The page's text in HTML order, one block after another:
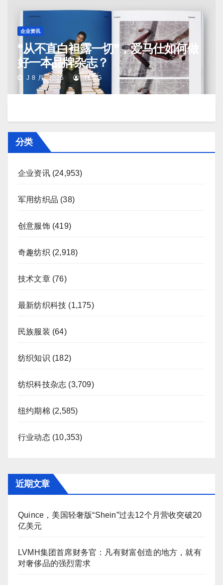
企业资讯
“从不直白袒露一切”，爱马仕如何做
好一本品牌杂志？
J 8 月, 2026 TENG
分类
企业资讯(24,953)
军用纺织品 (38)
创意服饰(419)
奇趣纺织 (2,918)
技术文章(76)
最新纺织科技 (1,175)
民族服装 (64)
纺织知识 (182)
纺织科技杂志 (3,709)
纽约期棉 (2,585)
行业动态(10,353)
近期文章
Quince，美国轻奢版“Shein”过去12个月营收突破20
亿美元
LVMH集团首席财务官：凡有财富创造的地方，就有
对奢侈品的强烈需求